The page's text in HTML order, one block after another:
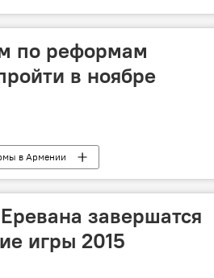
по реформам
в ноябре
в Армении
завершатся
игры 2015